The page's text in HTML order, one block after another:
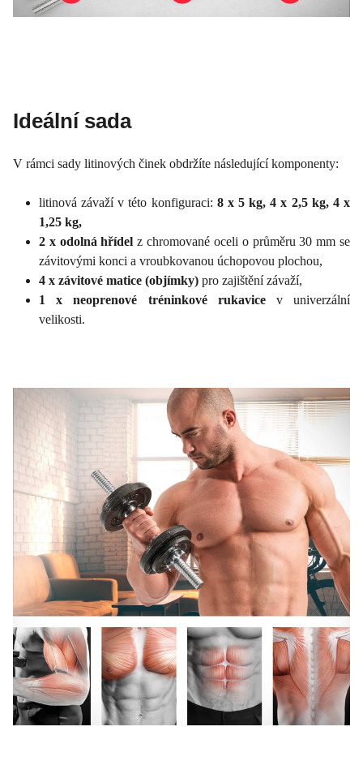
Ideální sada
V rámci sady litinových činek obdržíte následující komponenty:
litinová závaží v této konfiguraci: 8 x 5 kg, 4 x 2,5 kg, 4 x
1,25 kg,
2 x odolná hřídelz chromované oceli o průměru 30 mm se
závitovými konci a vroubkovanou úchopovou plochou,
4 x závitové matice (objímky) pro zajištění závaží,
1 x neoprenové tréninkové rukavicev univerzální
velikosti.